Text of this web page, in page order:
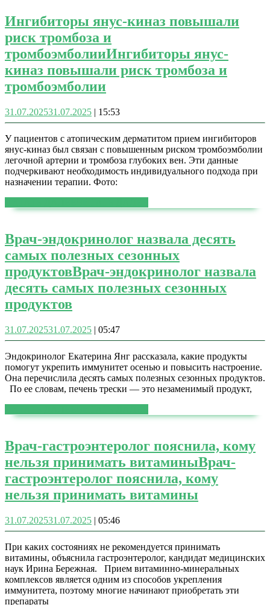
Ингибиторы янус-киназ повышали
риск тромбоза и
тромбоэмболииИнгибиторы янус-
киназ повышали риск тромбоза и
тромбоэмболии
31.07.202531.07.2025 | 15:53
У пациентов с атопическим дерматитом прием ингибиторов
янус-киназ был связан с повышенным риском тромбоэмболии
легочной артерии и тромбоза глубоких вен. Эти данные
подчеркивают необходимость индивидуального подхода при
назначении терапии. Фото:
Врач-эндокринолог назвала десять
самых полезных сезонных
продуктовВрач-эндокринолог назвала
десять самых полезных сезонных
продуктов
31.07.202531.07.2025 | 05:47
Эндокринолог Екатерина Янг рассказала, какие продукты
помогут укрепить иммунитет осенью и повысить настроение.
Она перечислила десять самых полезных сезонных продуктов.
По ее словам, печень трески — это незаменимый продукт,
Врач-гастроэнтеролог пояснила, кому
нельзя принимать витаминыВрач-
гастроэнтеролог пояснила, кому
нельзя принимать витамины
31.07.202531.07.2025 | 05:46
При каких состояниях не рекомендуется принимать
витамины, объяснила гастроэнтеролог, кандидат медицинских
наук Ирина Бережная. Прием витаминно-минеральных
комплексов является одним из способов укрепления
иммунитета, поэтому многие начинают приобретать эти
препараты